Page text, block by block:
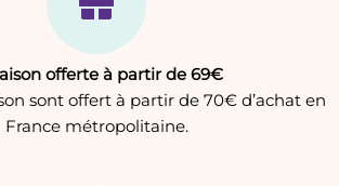
offerte à partir de 69€
sont offert à partir de 70€ d’achat en
France métropolitaine.